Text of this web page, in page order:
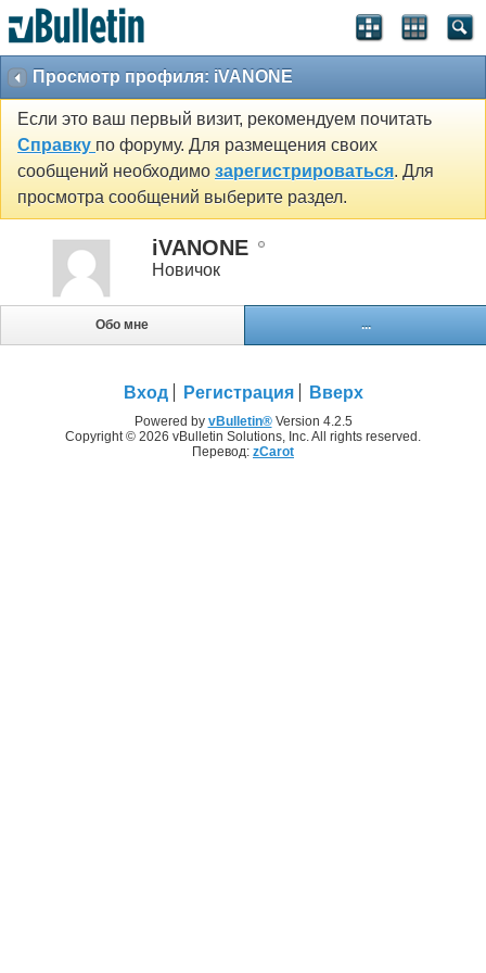
Просмотр профиля: iVANONE
Если это ваш первый визит, рекомендуем почитать
Справку по форуму. Для размещения своих
сообщений необходимо зарегистрироваться. Для
просмотра сообщений выберите раздел.
iVANONE
Новичок
Обо мне ...
Вход Регистрация Вверх
Powered by vBulletin®Version 4.2.5
Copyright © 2026 vBulletin Solutions, Inc. All rights reserved.
Перевод: zCarot